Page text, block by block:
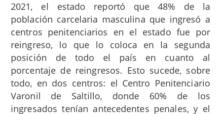
2021, el estado reportó que 48% de la
población carcelaria masculina que ingresó a
centros penitenciarios en el estado fue por
reingreso, lo que lo coloca en la segunda
posición de todo el país en cuanto al
porcentaje de reingresos. Esto sucede, sobre
todo, en dos centros: el Centro Penitenciario
Varonil de Saltillo, donde 60% de los
ingresados tenían antecedentes penales, y el